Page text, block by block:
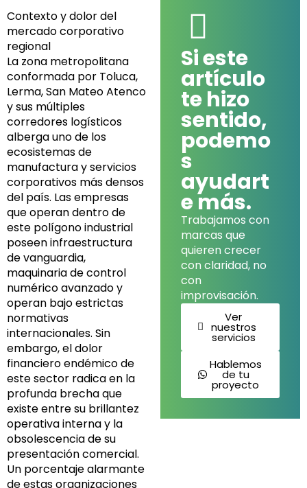
Contexto y dolor del
mercado corporativo
regional
La zona metropolitana
conformada por Toluca,
Lerma, San Mateo Atenco
y sus múltiples
corredores logísticos
alberga uno de los
ecosistemas de
manufactura y servicios
corporativos más densos
del país. Las empresas
que operan dentro de
este polígono industrial
poseen infraestructura
de vanguardia,
maquinaria de control
numérico avanzado y
operan bajo estrictas
normativas
internacionales. Sin
embargo, el dolor
financiero endémico de
este sector radica en la
profunda brecha que
existe entre su brillantez
operativa interna y la
obsolescencia de su
presentación comercial.
Un porcentaje alarmante
de estas organizaciones
Si este
artículo
te hizo
sentido,
podemo
s
ayudart
e más.
Trabajamos con
marcas que
quieren crecer
con claridad, no
con
improvisación.
Ver
nuestros
servicios
Hablemos
de tu
proyecto